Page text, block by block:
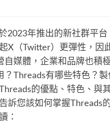
2023年推出的新社群平
X（Twitter）更彈性，因
自媒體，企業和品牌也積
？Threads有哪些特色？
的優點、特色、與
訴您該如何掌握Threads
：